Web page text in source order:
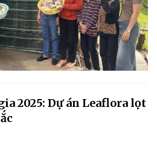
2025: Dự án Leaflora lọt